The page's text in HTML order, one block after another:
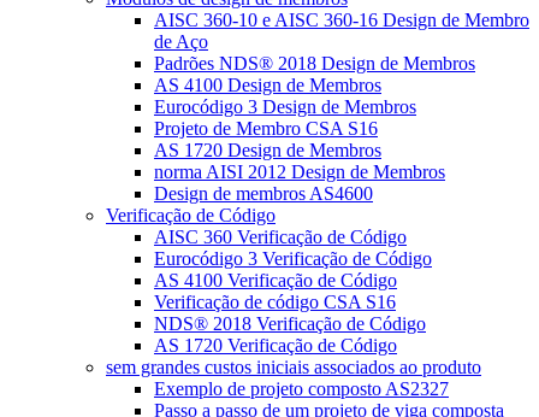
AISC 360-10 e AISC 360-16 Design de Membro
de Aço
Padrões NDS® 2018 Design de Membros
AS 4100 Design de Membros
Eurocódigo 3 Design de Membros
Projeto de Membro CSA S16
AS 1720 Design de Membros
norma AISI 2012 Design de Membros
Design de membros AS4600
Verificação de Código
AISC 360 Verificação de Código
Eurocódigo 3 Verificação de Código
AS 4100 Verificação de Código
Verificação de código CSA S16
NDS® 2018 Verificação de Código
AS 1720 Verificação de Código
sem grandes custos iniciais associados ao produto
Exemplo de projeto composto AS2327
Passo a passo de um projeto de viga composta